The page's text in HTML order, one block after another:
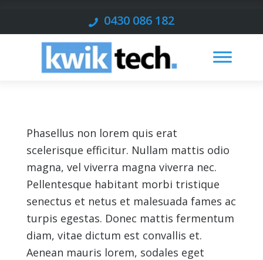
0430 086 182
Phasellus non lorem quis erat
scelerisque efficitur. Nullam mattis odio
magna, vel viverra magna viverra nec.
Pellentesque habitant morbi tristique
senectus et netus et malesuada fames ac
turpis egestas. Donec mattis fermentum
diam, vitae dictum est convallis et.
Aenean mauris lorem, sodales eget